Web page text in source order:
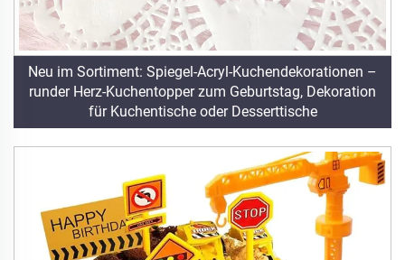
Neu im Sortiment: Spiegel-Acryl-Kuchendekorationen –
runder Herz-Kuchentopper zum Geburtstag, Dekoration
für Kuchentische oder Desserttische